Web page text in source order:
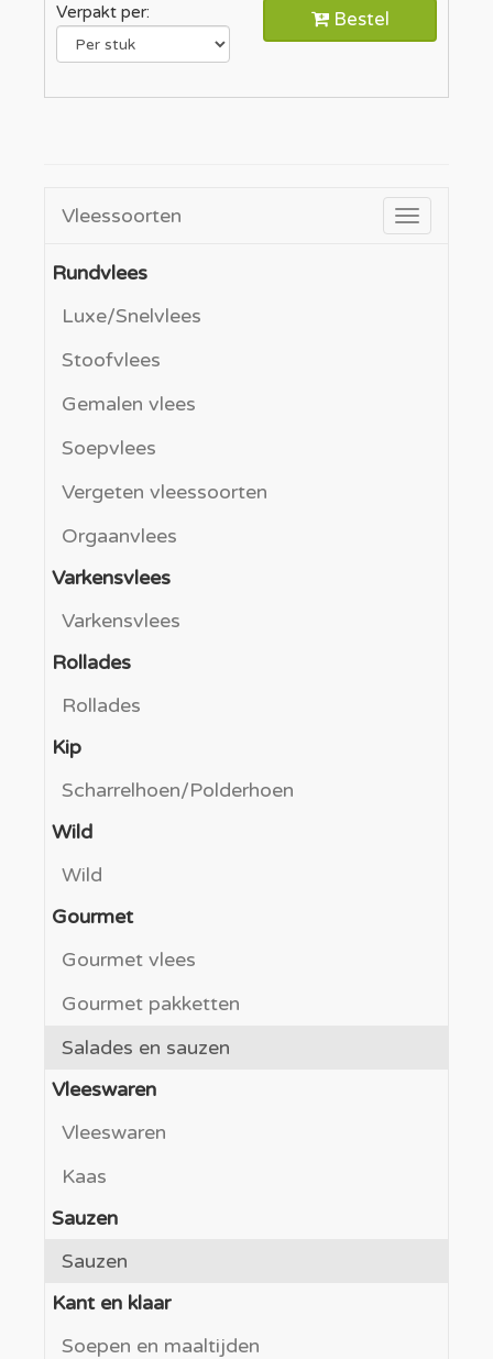
Verpakt per: Bestel
Toggle
Vleessoorten
Rundvlees
Luxe/Snelvlees
Stoofvlees
Gemalen vlees
Soepvlees
Vergeten vleessoorten
Orgaanvlees
Varkensvlees
Varkensvlees
Rollades
Rollades
Kip
Scharrelhoen/Polderhoen
Wild
Wild
Gourmet
Gourmet vlees
Gourmet pakketten
Salades en sauzen
Vleeswaren
Vleeswaren
Kaas
Sauzen
Sauzen
Kant en klaar
Soepen en maaltijden